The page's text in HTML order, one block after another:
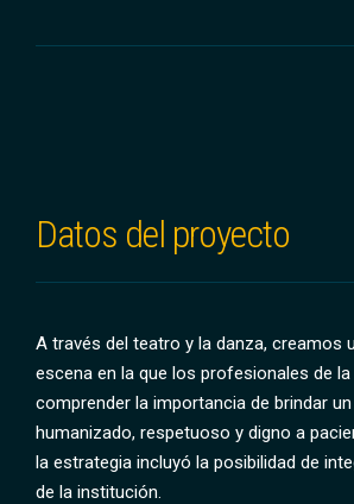
Datos del proyecto
A través del teatro y la danza, creamos
escena en la que los profesionales de
comprender la importancia de brindar
humanizado, respetuoso y digno a
la estrategia incluyó la posibilidad de
de la institución.